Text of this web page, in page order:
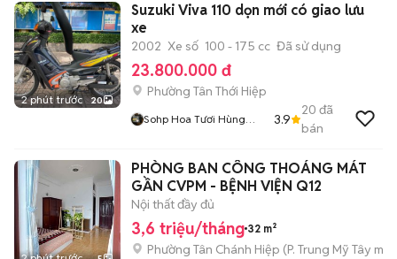
2 phút trước 20
Suzuki Viva 110 dọn mới có giao lưu
xe
2002 Xe số 100 - 175 cc Đã sử dụng
23.800.000 đ
Phường Tân Thới Hiệp
Sohp Hoa Tươi Hùng
3.9
20 đã
bán
PHÒNG BAN CÔNG THOÁNG MÁT
GẦN CVPM - BỆNH VIỆN Q12
Nội thất đầy đủ
3,6 triệu/tháng 32 m²
Phường Tân Chánh Hiệp (P. Trung Mỹ Tây mới)